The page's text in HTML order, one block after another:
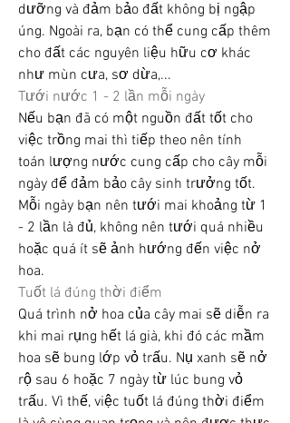
dưỡng và đảm bảo đất không bị ngập
úng. Ngoài ra, bạn có thể cung cấp thêm
cho đất các nguyên liệu hữu cơ khác
như mùn cưa, sơ dừa,...
Tưới nước 1 - 2 lần mỗi ngày
Nếu bạn đã có một nguồn đất tốt cho
việc trồng mai thì tiếp theo nên tính
toán lượng nước cung cấp cho cây mỗi
ngày để đảm bảo cây sinh trưởng tốt.
Mỗi ngày bạn nên tưới mai khoảng từ 1
- 2 lần là đủ, không nên tưới quá nhiều
hoặc quá ít sẽ ảnh hướng đến việc nở
hoa.
Tuốt lá đúng thời điểm
Quá trình nở hoa của cây mai sẽ diễn ra
khi mai rụng hết lá già, khi đó các mầm
hoa sẽ bung lớp vỏ trấu. Nụ xanh sẽ nở
rộ sau 6 hoặc 7 ngày từ lúc bung vỏ
trấu. Vì thế, việc tuốt lá đúng thời điểm